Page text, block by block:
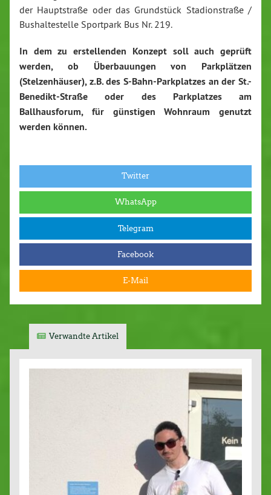
der Hauptstraße oder das Grundstück Stadionstraße /
Bushaltestelle Sportpark Bus Nr. 219.
In dem zu erstellenden Konzept soll auch geprüft
werden, ob Überbauungen von Parkplätzen
(Stelzenhäuser), z.B. des S-Bahn-Parkplatzes an der St.-
Benedikt-Straße oder des Parkplatzes am
Ballhausforum, für günstigen Wohnraum genutzt
werden können.
Twitter
WhatsApp
Telegram
Facebook
E-Mail
Verwandte Artikel